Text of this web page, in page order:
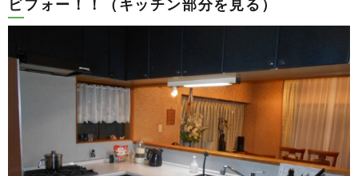
ビフォー！！（キッチン部分を見る）